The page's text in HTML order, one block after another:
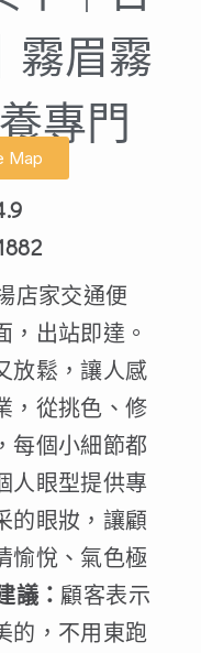
霧眉霧
專門
Map
店家交通便
出站即達。
放鬆，讓人感
，從挑色、修
每個小細節都
人眼型提供專
的眼妝，讓顧
愉悅、氣色極
議： 顧客表示
的，不用東跑